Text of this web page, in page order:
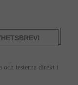
och testerna direkt i